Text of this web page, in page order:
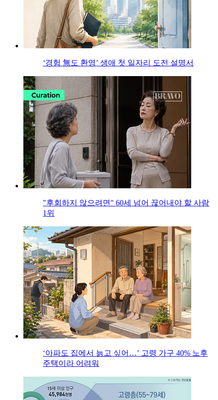
‘경험 無도 환영’ 생애 첫 일자리 도전 설명서
"후회하지 않으려면" 60세 넘어 끊어내야 할 사람
1위
‘아파도 집에서 늙고 싶어…’ 고령 가구 40% 노후
주택이라 어려워